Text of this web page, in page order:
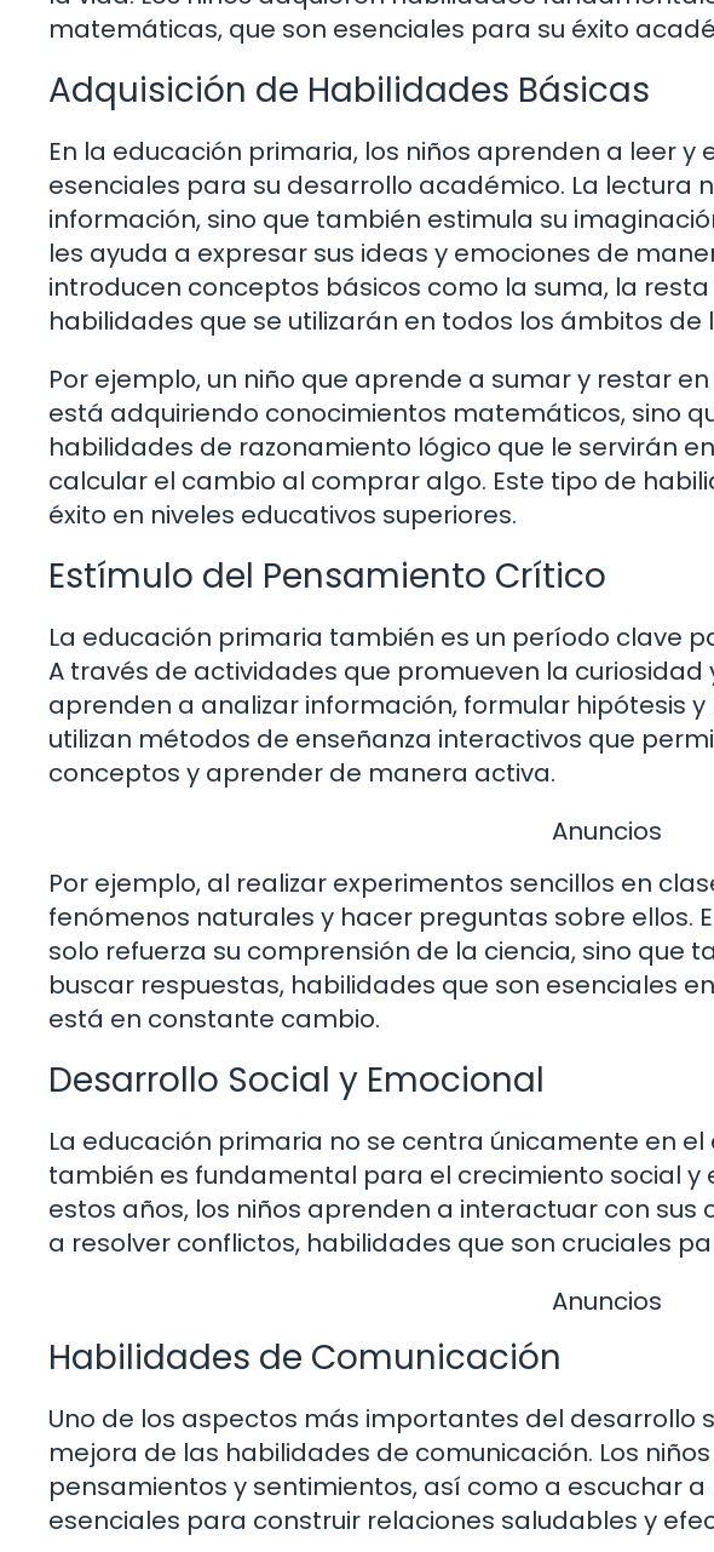
matemáticas, que son esenciales para su éxito
Adquisición de Habilidades Básicas
En la educación primaria, los niños aprenden a leer y
esenciales para su desarrollo académico. La lectura
información, sino que también estimula su
les ayuda a expresar sus ideas y emociones de
introducen conceptos básicos como la suma, la
habilidades que se utilizarán en todos los ámbitos de
Por ejemplo, un niño que aprende a sumar y restar
está adquiriendo conocimientos matemáticos, sino
habilidades de razonamiento lógico que le servirán
calcular el cambio al comprar algo. Este tipo de
éxito en niveles educativos superiores.
Estímulo del Pensamiento Crítico
La educación primaria también es un período clave
A través de actividades que promueven la curiosidad
aprenden a analizar información, formular hipótesis
utilizan métodos de enseñanza interactivos que
conceptos y aprender de manera activa.
Anuncios
Por ejemplo, al realizar experimentos sencillos en
fenómenos naturales y hacer preguntas sobre ellos.
solo refuerza su comprensión de la ciencia, sino que
buscar respuestas, habilidades que son esenciales
está en constante cambio.
Desarrollo Social y Emocional
La educación primaria no se centra únicamente en
también es fundamental para el crecimiento social y
estos años, los niños aprenden a interactuar con
a resolver conflictos, habilidades que son cruciales
Anuncios
Habilidades de Comunicación
Uno de los aspectos más importantes del desarrollo
mejora de las habilidades de comunicación. Los
pensamientos y sentimientos, así como a escuchar
esenciales para construir relaciones saludables y